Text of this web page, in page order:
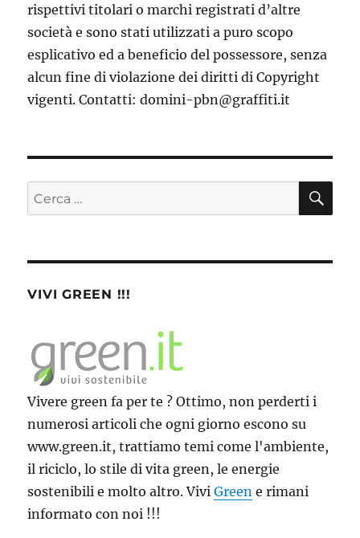
rispettivi titolari o marchi registrati d’altre
società e sono stati utilizzati a puro scopo
esplicativo ed a beneficio del possessore, senza
alcun fine di violazione dei diritti di Copyright
vigenti. Contatti: domini-pbn@graffiti.it
Cerca:
VIVI GREEN !!!
Vivere green fa per te ? Ottimo, non perderti i
numerosi articoli che ogni giorno escono su
www.green.it, trattiamo temi come l'ambiente,
il riciclo, lo stile di vita green, le energie
sostenibili e molto altro. ViviGreen e rimani
informato con noi !!!